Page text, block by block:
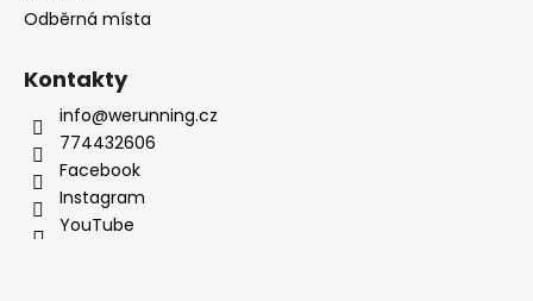
Odběrná místa
Kontakty
info@werunning.cz
774432606
Facebook
Instagram
YouTube